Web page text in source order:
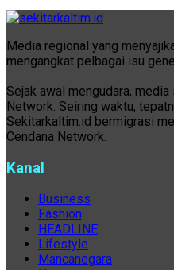
Media regional yang
mengangkat pelbagai isu
Sejak awal mengudara,
Network. Seiring waktu,
Sekitarkaltim.id bermigrasi
Cendana Network.
Kanal
Business
Fashion
HEADLINE
Lifestyle
Mancanegara